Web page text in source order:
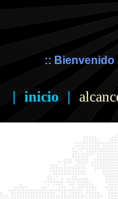
:: Bienvenido
| inicio |